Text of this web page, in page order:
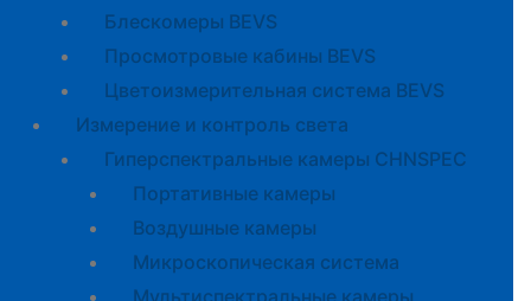
Блескомеры BEVS
Просмотровые кабины BEVS
Цветоизмерительная система BEVS
Измерение и контроль света
Гиперспектральные камеры CHNSPEC
Портативные камеры
Воздушные камеры
Микроскопическая система
Мультиспектральные камеры